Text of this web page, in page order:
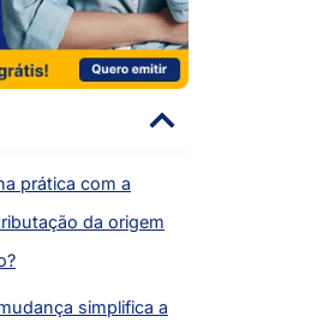
prática com a
da origem
simplifica a